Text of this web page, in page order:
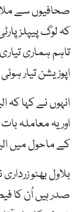
صحافیوں سے
کہ لوگ پیپلز
تاہم ہماری
اپوزیشن تیار
انہوں نے کہا
اور یہ معاملہ
کے ماحول میں
بلاول بھٹو
صدر ہیں اُن کا